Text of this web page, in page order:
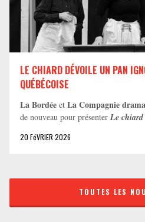
LE CHIARD DÉVOILE UN PAN
QUÉBÉCOISE
La Bordée et La Compagnie
de nouveau pour présenter Le chiard
20 FéVRIER 2026
TOUTES LES